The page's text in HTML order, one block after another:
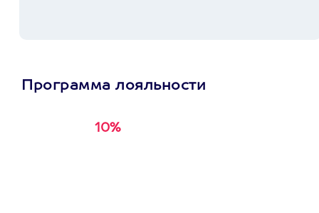
Программа лояльности
10%